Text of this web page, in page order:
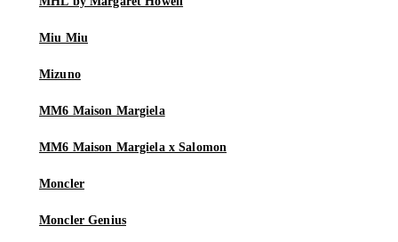
Miu Miu
Mizuno
MM6 Maison Margiela
MM6 Maison Margiela x Salomon
Moncler
Moncler Genius